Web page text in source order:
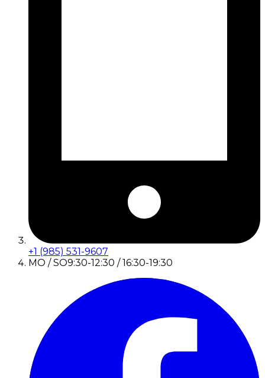
+1 (985) 531-9607
MO / SO9:30-12:30 / 16:30-19:30